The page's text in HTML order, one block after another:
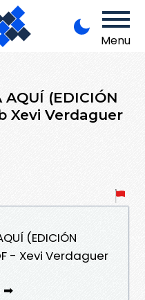
Menu
AQUÍ (EDICIÓN
Xevi Verdaguer
(EDICIÓN
- Xevi Verdaguer
➡